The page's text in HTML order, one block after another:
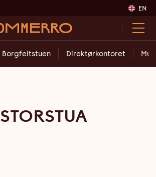
EN
Borgfeltstuen Direktørkontoret
STORSTUA